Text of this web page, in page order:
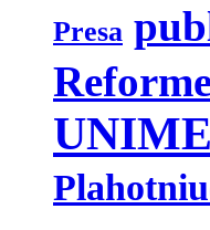
Presa